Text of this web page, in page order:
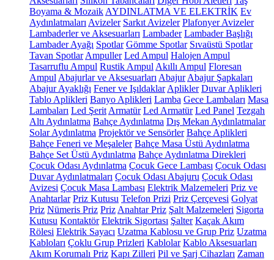
Boyama & Mozaik AYDINLATMA VE ELEKTRİK Ev
Aydınlatmaları Avizeler Sarkıt Avizeler Plafonyer Avizeler
Lambaderler ve Aksesuarları Lambader Lambader Başlığı
Lambader Ayağı Spotlar Gömme Spotlar Sıvaüstü Spotlar
Tavan Spotlar Ampuller Led Ampul Halojen Ampul
Tasarruflu Ampul Rustik Ampul Akıllı Ampul Floresan
Ampul Abajurlar ve Aksesuarları Abajur Abajur Şapkaları
Abajur Ayaklığı Fener ve Işıldaklar Aplikler Duvar Aplikleri
Tablo Aplikleri Banyo Aplikleri Lamba Gece Lambaları Masa
Lambaları Led Şerit Armatür Led Armatür Led Panel Tezgah
Altı Aydınlatma Bahçe Aydınlatma Dış Mekan Aydınlatmalar
Solar Aydınlatma Projektör ve Sensörler Bahçe Aplikleri
Bahçe Feneri ve Meşaleler Bahçe Masa Üstü Aydınlatma
Bahçe Set Üstü Aydınlatma Bahçe Aydınlatma Direkleri
Çocuk Odası Aydınlatma Çocuk Gece Lambası Çocuk Odası
Duvar Aydınlatmaları Çocuk Odası Abajuru Çocuk Odası
Avizesi Çocuk Masa Lambası Elektrik Malzemeleri Priz ve
Anahtarlar Priz Kutusu Telefon Prizi Priz Çerçevesi Golyat
Priz Nümeris Priz Priz Anahtar Priz Şalt Malzemeleri Sigorta
Kutusu Kontaktör Elektrik Sigortası Şalter Kaçak Akım
Rölesi Elektrik Sayacı Uzatma Kablosu ve Grup Priz Uzatma
Kabloları Çoklu Grup Prizleri Kablolar Kablo Aksesuarları
Akım Korumalı Priz Kapı Zilleri Pil ve Şarj Cihazları Zaman